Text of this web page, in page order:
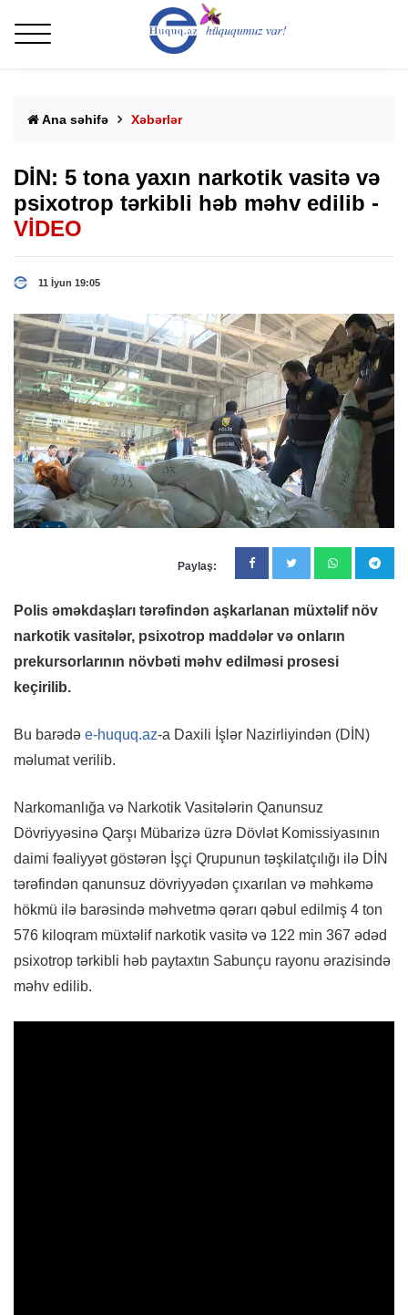
Ana səhifə Xəbərlər
DİN: 5 tona yaxın narkotik vasitə və
psixotrop tərkibli həb məhv edilib -
VİDEO
11 İyun 19:05
Paylaş:
Polis əməkdaşları tərəfindən aşkarlanan müxtəlif növ
narkotik vasitələr, psixotrop maddələr və onların
prekursorlarının növbəti məhv edilməsi prosesi
keçirilib.
Bu barədə e-huquq.az-a Daxili İşlər Nazirliyindən (DİN)
məlumat verilib.
Narkomanlığa və Narkotik Vasitələrin Qanunsuz
Dövriyyəsinə Qarşı Mübarizə üzrə Dövlət Komissiyasının
daimi fəaliyyət göstərən İşçi Qrupunun təşkilatçılığı ilə DİN
tərəfindən qanunsuz dövriyyədən çıxarılan və məhkəmə
hökmü ilə barəsində məhvetmə qərarı qəbul edilmiş 4 ton
576 kiloqram müxtəlif narkotik vasitə və 122 min 367 ədəd
psixotrop tərkibli həb paytaxtın Sabunçu rayonu ərazisində
məhv edilib.